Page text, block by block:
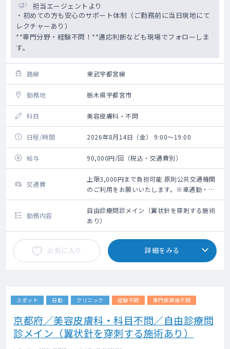
担当エージェントより
・初めての方も安心のサポート体制（ご勤務前に当日現地にて
レクチャーあり）
**専門分野・経験不問！**適応判断なども現場でフォローしま
す。
路線 東武宇都宮線
勤務地 栃木県宇都宮市
科目 美容皮膚科・不問
日程/時間 2026年8月14日（金） 9:00～19:00
給与 90,000円/回（税込・交通費別）
交通費
上限3,000円まで負担可能 原則公共交通機関
のご利用をお願いいたします。※車通勤・タ
クシー利用要相談
勤務内容
自由診療問診メイン（翼状針を穿刺する施術
あり）
お気に入り 詳細をみる
スポット 日勤 クリニック 経験不問 専門医資格不問
京都府／美容皮膚科・科目不問／自由診療問
診メイン（翼状針を穿刺する施術あり）